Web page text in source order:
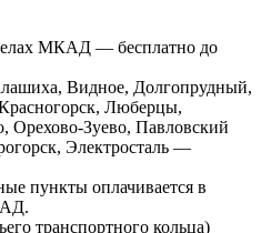
МКАД — бесплатно до
Видное, Долгопрудный,
Люберцы,
Зуево, Павловский
Электросталь —
пункты оплачивается в
транспортного кольца)